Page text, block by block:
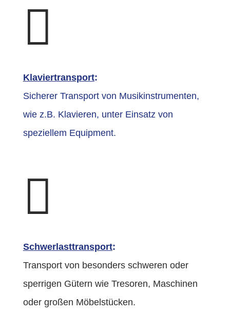

Klaviertransport:
Sicherer Transport von Musikinstrumenten,
wie z.B. Klavieren, unter Einsatz von
speziellem Equipment.

Schwerlasttransport:
Transport von besonders schweren oder
sperrigen Gütern wie Tresoren, Maschinen
oder großen Möbelstücken.